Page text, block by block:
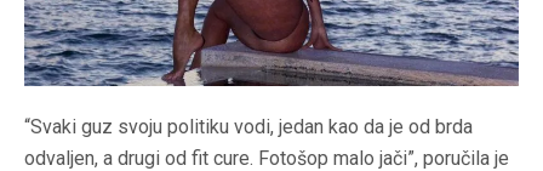
“Svaki guz svoju politiku vodi, jedan kao da je od brda
odvaljen, a drugi od fit cure. Fotošop malo jači”, poručila je